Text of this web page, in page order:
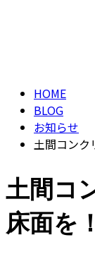
HOME
BLOG
お知らせ
土間コンク
土間コ
床面を！